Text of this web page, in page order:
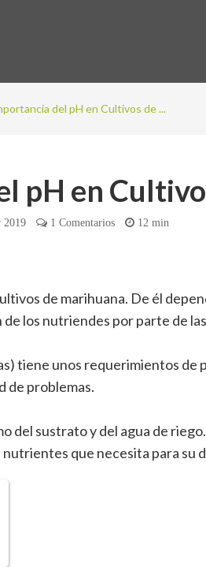
del pH en Cultivos de ...
pH en
2019 1 Comentarios 12 min
de marihuana. De él
los nutriendes por parte de
tiene unos requerimientos de
de problemas.
del sustrato y del agua de
que necesita para su